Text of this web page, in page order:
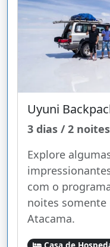
Uyuni
3 dias / 2
Explore
com o
noites somente
Atacama.